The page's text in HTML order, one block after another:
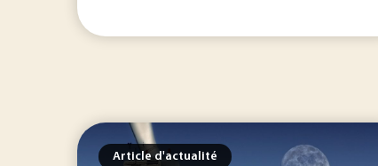
Article d'actualité